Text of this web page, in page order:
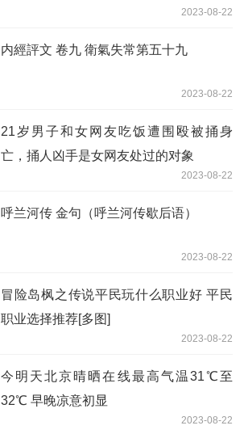
2023-08-22
内經評文 卷九 衛氣失常第五十九
2023-08-22
21岁男子和女网友吃饭遭围殴被捅身
亡，捅人凶手是女网友处过的对象
2023-08-22
呼兰河传 金句（呼兰河传歇后语）
2023-08-22
冒险岛枫之传说平民玩什么职业好 平民
职业选择推荐[多图]
2023-08-22
今明天北京晴晒在线最高气温31℃至
32℃ 早晚凉意初显
2023-08-22